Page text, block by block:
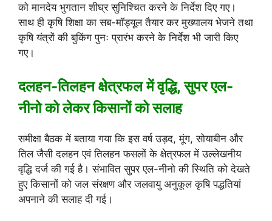
को मानदेय भुगतान शीघ्र सुनिश्चित करने के निर्देश दिए गए।
साथ ही कृषि शिक्षा का सब-मॉड्यूल तैयार कर मुख्यालय भेजने तथा
कृषि यंत्रों की बुकिंग पुनः प्रारंभ करने के निर्देश भी जारी किए
गए।
दलहन-तिलहन क्षेत्रफल में वृद्धि, सुपर एल-
नीनो को लेकर किसानों को सलाह
समीक्षा बैठक में बताया गया कि इस वर्ष उड़द, मूंग, सोयाबीन और
तिल जैसी दलहन एवं तिलहन फसलों के क्षेत्रफल में उल्लेखनीय
वृद्धि दर्ज की गई है। संभावित सुपर एल-नीनो की स्थिति को देखते
हुए किसानों को जल संरक्षण और जलवायु अनुकूल कृषि पद्धतियां
अपनाने की सलाह दी गई।